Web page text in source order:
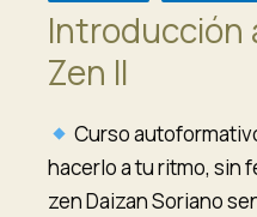
Introducción
Zen II
Curso
hacerlo a tu ritmo, sin
zen Daizan Soriano